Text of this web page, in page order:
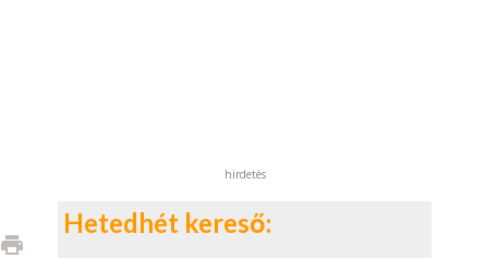
print
hirdetés
Hetedhét kereső: